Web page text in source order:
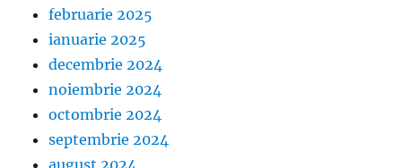
februarie 2025
ianuarie 2025
decembrie 2024
noiembrie 2024
octombrie 2024
septembrie 2024